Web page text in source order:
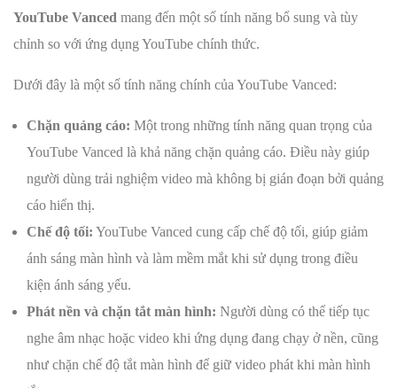
YouTube Vanced mang đến một số tính năng bổ sung và tùy
chỉnh so với ứng dụng YouTube chính thức.
Dưới đây là một số tính năng chính của YouTube Vanced:
Chặn quảng cáo: Một trong những tính năng quan trọng của
YouTube Vanced là khả năng chặn quảng cáo. Điều này giúp
người dùng trải nghiệm video mà không bị gián đoạn bởi quảng
cáo hiển thị.
Chế độ tối: YouTube Vanced cung cấp chế độ tối, giúp giảm
ánh sáng màn hình và làm mềm mắt khi sử dụng trong điều
kiện ánh sáng yếu.
Phát nền và chặn tắt màn hình: Người dùng có thể tiếp tục
nghe âm nhạc hoặc video khi ứng dụng đang chạy ở nền, cũng
như chặn chế độ tắt màn hình để giữ video phát khi màn hình